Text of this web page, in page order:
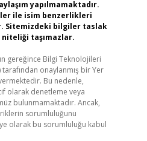
yapılmamaktadır.
ile isim benzerlikleri
Sitemizdeki bilgiler taslak
taşımazlar.
gereğince Bilgi Teknolojileri
onaylanmış bir Yer
Bu nedenle,
olarak denetleme veya
bulunmamaktadır. Ancak,
sorumluluğunu
olarak bu sorumluluğu kabul